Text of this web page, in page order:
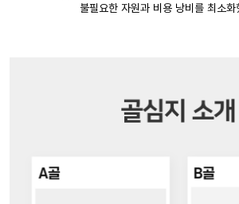
불필요한 자원과 비용 낭비를 최소화